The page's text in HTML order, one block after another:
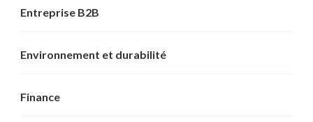
Entreprise B2B
Environnement et durabilité
Finance